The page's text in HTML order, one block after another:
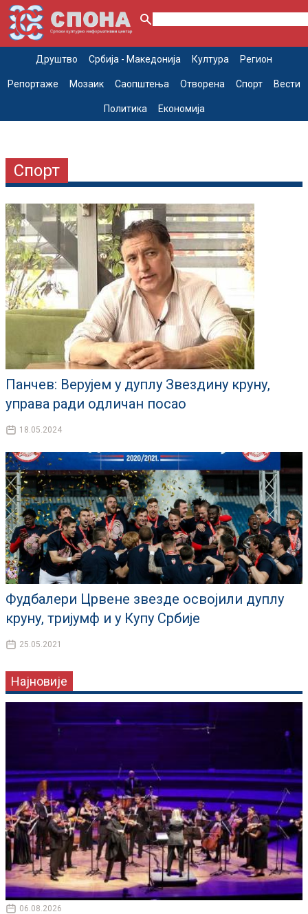
Друштво Србија - Македонија Култура Регион
Репортаже Мозаик Саопштења Отворена Спорт Вести
Политика Економија
Спорт
Панчев: Верујем у дуплу Звездину круну,
управа ради одличан посао
18.05.2024
Фудбалери Црвене звезде освојили дуплу
круну, тријумф и у Купу Србије
25.05.2021
Најновије
06.08.2026